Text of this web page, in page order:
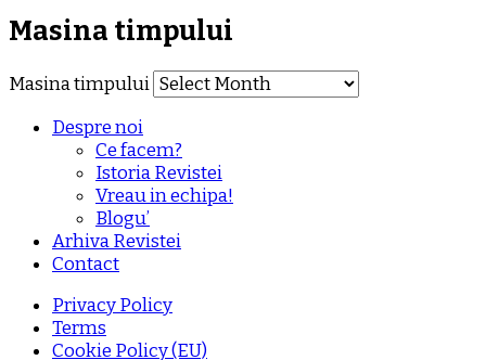
Masina timpului
Masina timpului
Despre noi
Ce facem?
Istoria Revistei
Vreau in echipa!
Blogu’
Arhiva Revistei
Contact
Privacy Policy
Terms
Cookie Policy (EU)